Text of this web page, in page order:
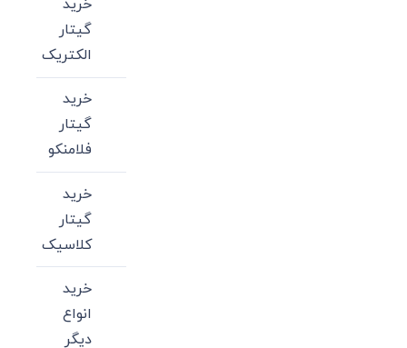
خرید
گیتار
الکتریک
خرید
گیتار
فلامنکو
خرید
گیتار
کلاسیک
خرید
انواع
دیگر